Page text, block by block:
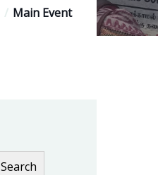
Main Event
Search